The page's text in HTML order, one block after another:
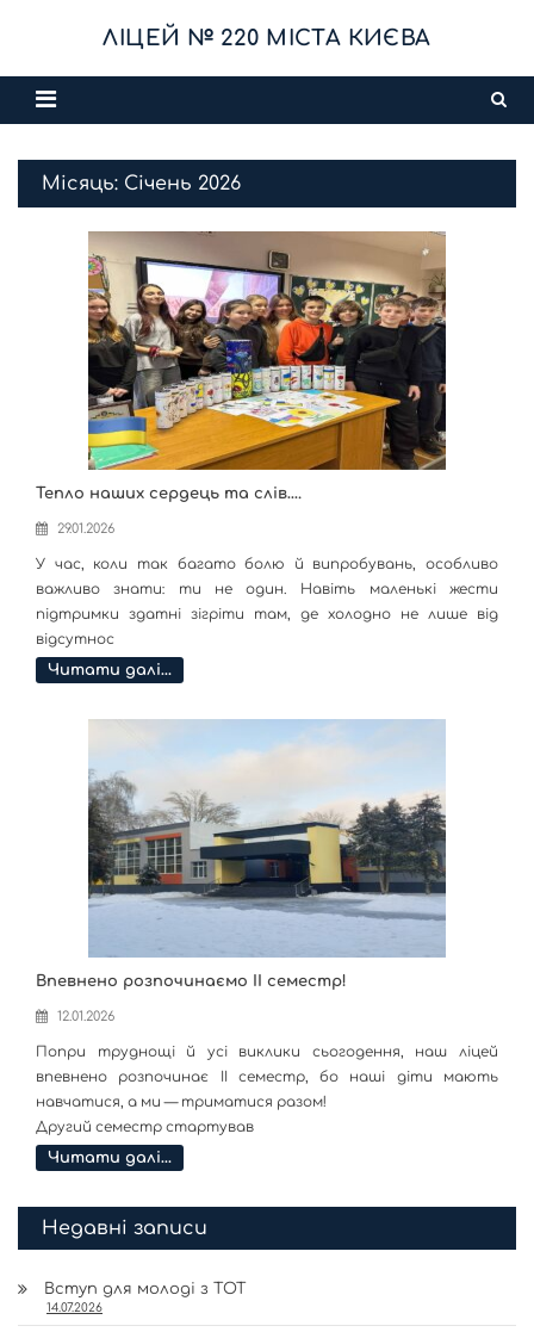
content
ЛІЦЕЙ № 220 МІСТА КИЄВА
Місяць: Січень 2026
Тепло наших сердець та слів….
29.01.2026
У час, коли так багато болю й випробувань, особливо
важливо знати: ти не один. Навіть маленькі жести
підтримки здатні зігріти там, де холодно не лише від
відсутнос
Читати далі…
Впевнено розпочинаємо ІІ семестр!
12.01.2026
Попри труднощі й усі виклики сьогодення, наш ліцей
впевнено розпочинає ІІ семестр, бо наші діти мають
навчатися, а ми — триматися разом!
Другий семестр стартував
Читати далі…
Недавні записи
Вступ для молоді з ТОТ
14.07.2026